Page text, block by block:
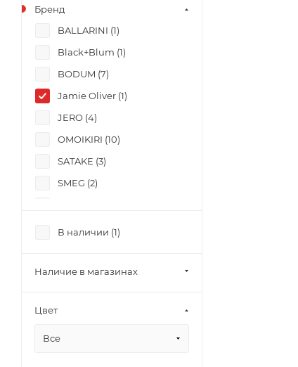
Бренд
BALLARINI (1)
Black+Blum (1)
BODUM (7)
Jamie Oliver (1)
JERO (4)
OMOIKIRI (10)
SATAKE (3)
SMEG (2)
1)
В наличии (1)
Наличие в магазинах
Цвет
Все